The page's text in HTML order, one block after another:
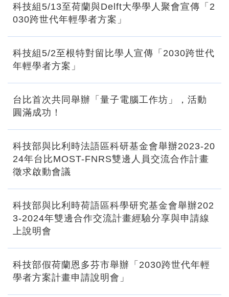
科技組5/13至荷蘭與Delft大學學人聚會宣傳「2
030跨世代年輕學者方案」
科技組5/2至根特對留比學人宣傳「2030跨世代
年輕學者方案」
台比首次共同舉辦「量子電腦工作坊」，活動
圓滿成功！
科技部與比利時法語區科研基金會舉辦2023-20
24年台比MOST-FNRS雙邊人員交流合作計畫
徵求啟動會議
科技部與比利時荷語區科學研究基金會舉辦202
3-2024年雙邊合作交流計畫經驗分享與申請線
上說明會
科技部假荷蘭恩多芬市舉辦「2030跨世代年輕
學者方案計畫申請說明會」